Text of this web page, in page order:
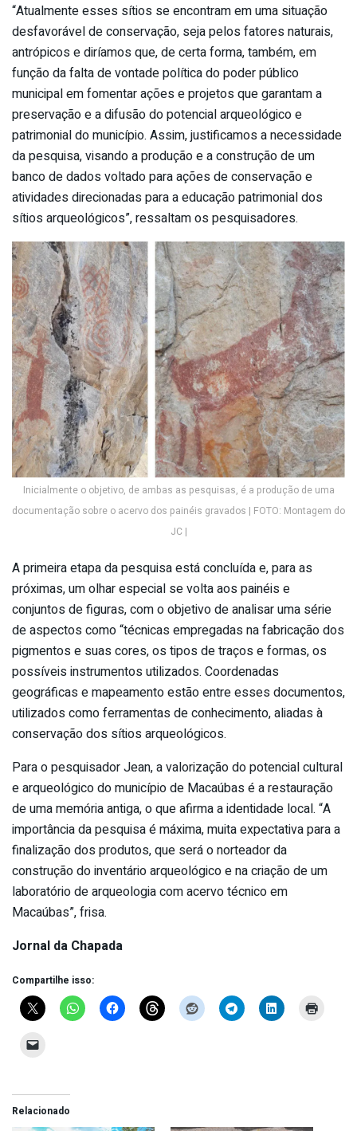
“Atualmente esses sítios se encontram em uma situação
desfavorável de conservação, seja pelos fatores naturais,
antrópicos e diríamos que, de certa forma, também, em
função da falta de vontade política do poder público
municipal em fomentar ações e projetos que garantam a
preservação e a difusão do potencial arqueológico e
patrimonial do município. Assim, justificamos a necessidade
da pesquisa, visando a produção e a construção de um
banco de dados voltado para ações de conservação e
atividades direcionadas para a educação patrimonial dos
sítios arqueológicos”, ressaltam os pesquisadores.
Inicialmente o objetivo, de ambas as pesquisas, é a produção de uma
documentação sobre o acervo dos painéis gravados | FOTO: Montagem do
JC |
A primeira etapa da pesquisa está concluída e, para as
próximas, um olhar especial se volta aos painéis e
conjuntos de figuras, com o objetivo de analisar uma série
de aspectos como “técnicas empregadas na fabricação dos
pigmentos e suas cores, os tipos de traços e formas, os
possíveis instrumentos utilizados. Coordenadas
geográficas e mapeamento estão entre esses documentos,
utilizados como ferramentas de conhecimento, aliadas à
conservação dos sítios arqueológicos.
Para o pesquisador Jean, a valorização do potencial cultural
e arqueológico do município de Macaúbas é a restauração
de uma memória antiga, o que afirma a identidade local. “A
importância da pesquisa é máxima, muita expectativa para a
finalização dos produtos, que será o norteador da
construção do inventário arqueológico e na criação de um
laboratório de arqueologia com acervo técnico em
Macaúbas”, frisa.
Jornal da Chapada
Compartilhe isso:
Relacionado